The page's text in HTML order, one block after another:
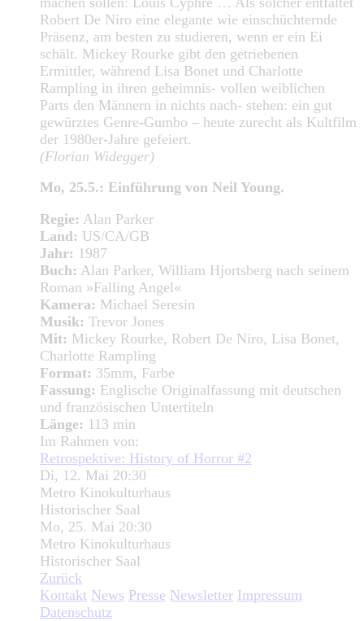
Robert De Niro eine elegante wie einschüchternde
Präsenz, am besten zu studieren, wenn er ein Ei
schält. Mickey Rourke gibt den getriebenen
Ermittler, während Lisa Bonet und Charlotte
Rampling in ihren geheimnis- vollen weiblichen
Parts den Männern in nichts nach- stehen: ein gut
gewürztes Genre-Gumbo – heute zurecht als Kultfilm
der 1980er-Jahre gefeiert.
(Florian Widegger)
Mo, 25.5.: Einführung von Neil Young.
Regie: Alan Parker
Land: US/CA/GB
Jahr: 1987
Buch: Alan Parker, William Hjortsberg nach seinem
Roman »Falling Angel«
Kamera: Michael Seresin
Musik: Trevor Jones
Mit: Mickey Rourke, Robert De Niro, Lisa Bonet,
Charlotte Rampling
Format: 35mm, Farbe
Fassung: Englische Originalfassung mit deutschen
und französischen Untertiteln
Länge: 113 min
Im Rahmen von:
Retrospektive: History of Horror #2
Di, 12. Mai 20:30
Metro Kinokulturhaus
Historischer Saal
Mo, 25. Mai 20:30
Metro Kinokulturhaus
Historischer Saal
Zurück
Kontakt News Presse Newsletter Impressum
Datenschutz